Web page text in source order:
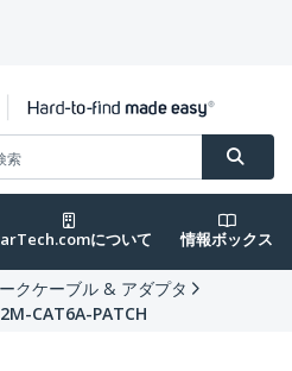
について 情報ボックス
クケーブル & アダプタ
CAT6A-PATCH